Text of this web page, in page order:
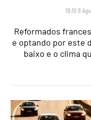
18:10 8
Reformados
e optando por este
baixo e o clima